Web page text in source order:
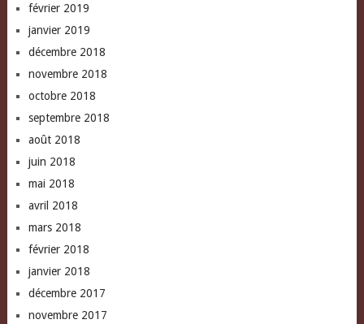
février 2019
janvier 2019
décembre 2018
novembre 2018
octobre 2018
septembre 2018
août 2018
juin 2018
mai 2018
avril 2018
mars 2018
février 2018
janvier 2018
décembre 2017
novembre 2017